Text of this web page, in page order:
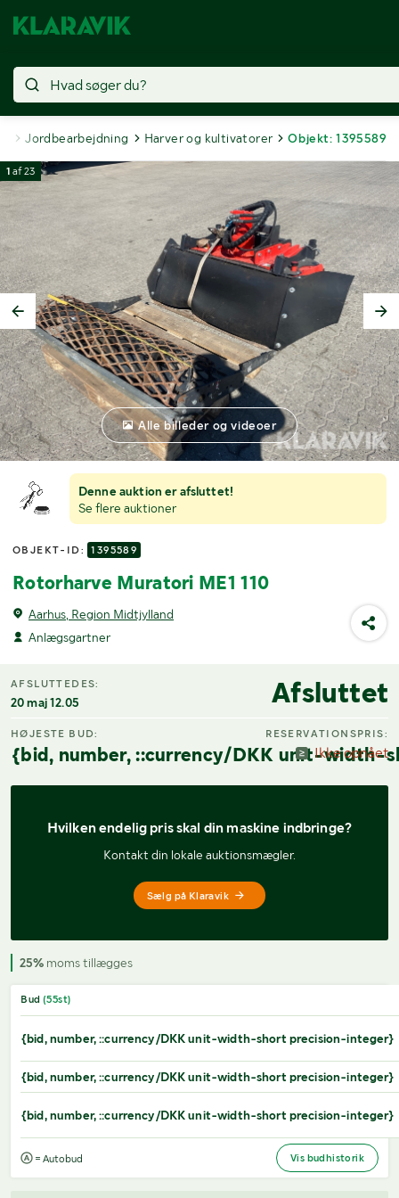
Jordbearbejdning Harver og kultivatorer Objekt: 1395589
Denne auktion er afsluttet!
Se flere auktioner
OBJEKT-ID: 1395589
Rotorharve Muratori ME1 110
Aarhus, Region Midtjylland
Anlægsgartner
1 af23
Alle billeder og videoer
AFSLUTTEDES:
20 maj 12.05 Afsluttet
HØJESTE BUD:
{bid, number, ::currency/DKK unit-width-
RESERVATIONSPRIS:
Ikke opnået
Hvilken endelig pris skal din maskine indbringe?
Kontakt din lokale auktionsmægler.
Sælg på Klaravik
25% moms tillægges
Bud (55st)
{bid, number, ::currency/DKK unit-width-short precision-integer}
{bid, number, ::currency/DKK unit-width-short precision-integer}
{bid, number, ::currency/DKK unit-width-short precision-integer}
= Autobud Vis budhistorik